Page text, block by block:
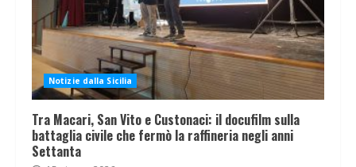
Notizie dalla Sicilia
Tra Macari, San Vito e Custonaci: il docufilm sulla
battaglia civile che fermò la raffineria negli anni
Settanta